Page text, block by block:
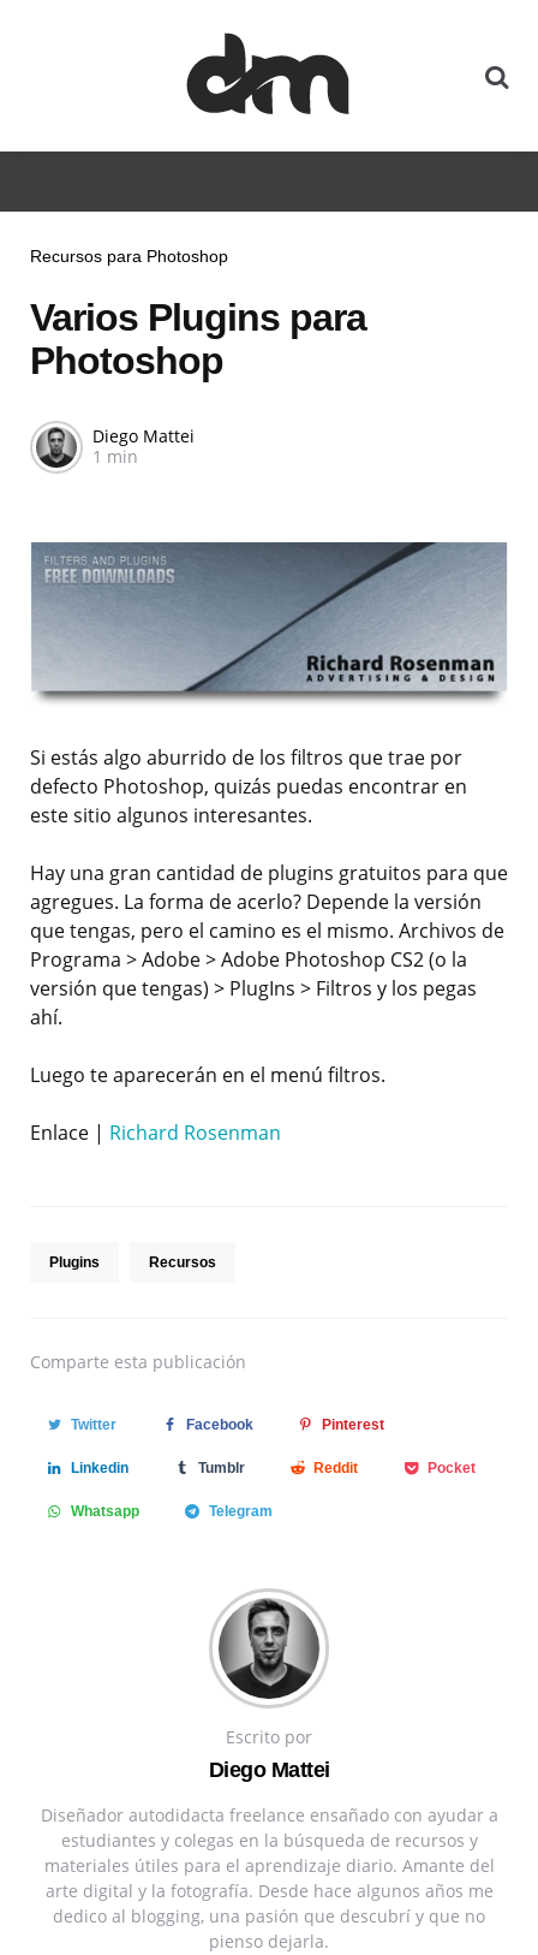
Recursos para Photoshop
Varios Plugins para
Photoshop
Diego Mattei
1 min
Si estás algo aburrido de los filtros que trae por
defecto Photoshop, quizás puedas encontrar en
este sitio algunos interesantes.
Hay una gran cantidad de plugins gratuitos para que
agregues. La forma de acerlo? Depende la versión
que tengas, pero el camino es el mismo. Archivos de
Programa > Adobe > Adobe Photoshop CS2 (o la
versión que tengas) > PlugIns > Filtros y los pegas
ahí.
Luego te aparecerán en el menú filtros.
Enlace | Richard Rosenman
Plugins Recursos
Comparte esta publicación
Twitter Facebook Pinterest
Linkedin Tumblr Reddit Pocket
Whatsapp Telegram
Escrito por
Diego Mattei
Diseñador autodidacta freelance ensañado con ayudar a
estudiantes y colegas en la búsqueda de recursos y
materiales útiles para el aprendizaje diario. Amante del
arte digital y la fotografía. Desde hace algunos años me
dedico al blogging, una pasión que descubrí y que no
pienso dejarla.